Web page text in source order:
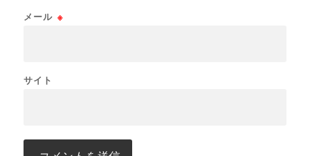
メール ※
サイト